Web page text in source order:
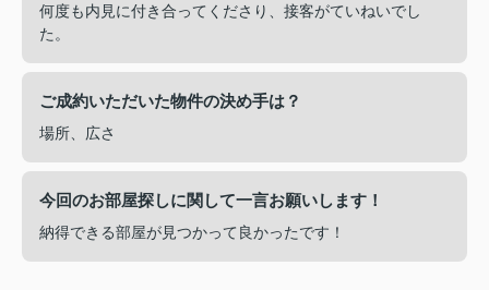
何度も内見に付き合ってくださり、接客がていねいでし
た。
ご成約いただいた物件の決め手は？
場所、広さ
今回のお部屋探しに関して一言お願いします！
納得できる部屋が見つかって良かったです！